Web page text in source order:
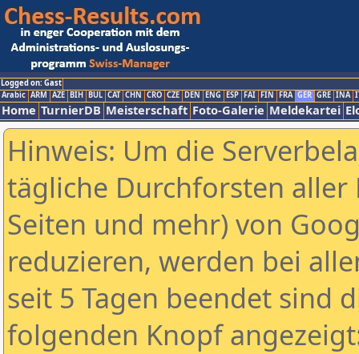
Logged on: Gast
Arabic ARM AZE BIH BUL CAT CHN CRO CZE DEN ENG ESP FAI FIN FRA GER GRE INA
Home TurnierDB Meisterschaft Foto-Galerie Meldekartei
Hinweis: Um die
tägliche Durchforsten aller
Seiten und mehr) von
reduzieren, werden bei
seit 5 Tagen beendet sind
folgenden Knopf